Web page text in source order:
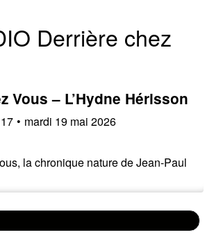
Derrière chez
Vous – L’Hydne Hérisson
17 • mardi 19 mai 2026
la chronique nature de Jean-Paul